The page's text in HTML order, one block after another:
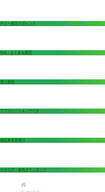
チラー選定のポイント
FAQ：よくある質問
導入事例
アプリケーションデータ
保証書新規発行
カタログ・資料ダウンロード